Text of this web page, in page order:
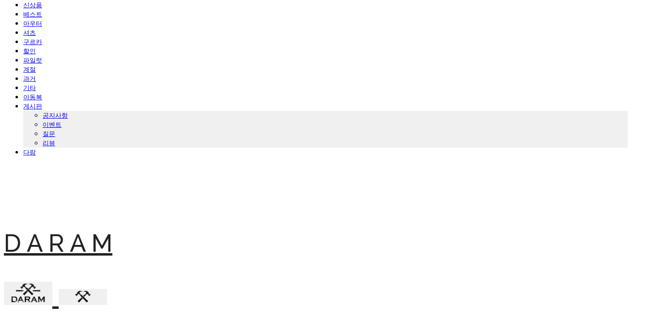
신상품
베스트
아우터
셔츠
구르카
할인
파일럿
계절
과거
기타
아동복
게시판
공지사항
이벤트
질문
리뷰
다람
D A R A M